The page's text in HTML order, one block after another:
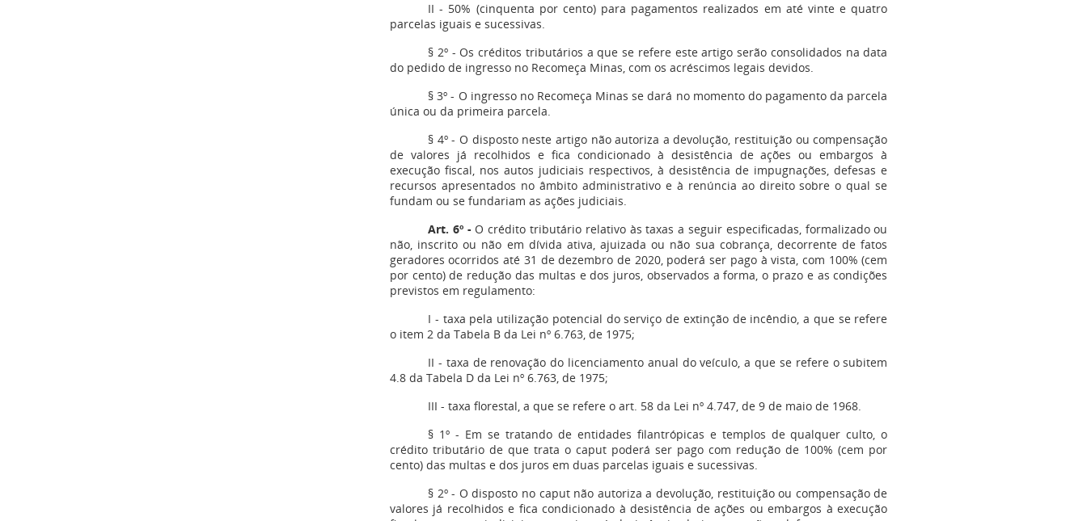
II - 50% (cinquenta por cento) para pagamentos realizados em até vinte e quatro
parcelas iguais e sucessivas.
§ 2º - Os créditos tributários a que se refere este artigo serão consolidados na data
do pedido de ingresso no Recomeça Minas, com os acréscimos legais devidos.
§ 3º - O ingresso no Recomeça Minas se dará no momento do pagamento da parcela
única ou da primeira parcela.
§ 4º - O disposto neste artigo não autoriza a devolução, restituição ou compensação
de valores já recolhidos e fica condicionado à desistência de ações ou embargos à
execução fiscal, nos autos judiciais respectivos, à desistência de impugnações, defesas e
recursos apresentados no âmbito administrativo e à renúncia ao direito sobre o qual se
fundam ou se fundariam as ações judiciais.
Art. 6º - O crédito tributário relativo às taxas a seguir especificadas, formalizado ou
não, inscrito ou não em dívida ativa, ajuizada ou não sua cobrança, decorrente de fatos
geradores ocorridos até 31 de dezembro de 2020, poderá ser pago à vista, com 100% (cem
por cento) de redução das multas e dos juros, observados a forma, o prazo e as condições
previstos em regulamento:
I - taxa pela utilização potencial do serviço de extinção de incêndio, a que se refere
o item 2 da Tabela B da Lei nº 6.763, de 1975;
II - taxa de renovação do licenciamento anual do veículo, a que se refere o subitem
4.8 da Tabela D da Lei nº 6.763, de 1975;
III - taxa florestal, a que se refere o art. 58 da Lei nº 4.747, de 9 de maio de 1968.
§ 1º - Em se tratando de entidades filantrópicas e templos de qualquer culto, o
crédito tributário de que trata o caput poderá ser pago com redução de 100% (cem por
cento) das multas e dos juros em duas parcelas iguais e sucessivas.
§ 2º - O disposto no caput não autoriza a devolução, restituição ou compensação de
valores já recolhidos e fica condicionado à desistência de ações ou embargos à execução